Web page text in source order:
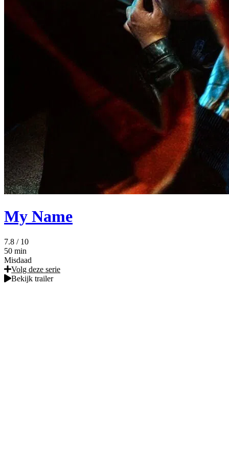
My Name
7.8 / 10
50 min
Misdaad
Volg deze serie
Bekijk trailer